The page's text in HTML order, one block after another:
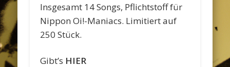
Insgesamt 14 Songs, Pflichtstoff für
Nippon Oi!-Maniacs. Limitiert auf
250 Stück.
Gibt’s HIER